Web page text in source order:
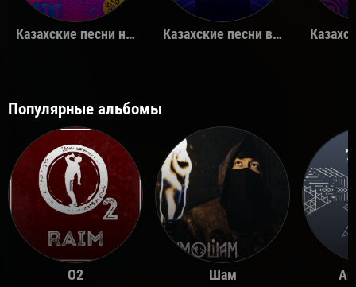
Казахские песни на день рождения Казахские песни в машину
Популярные альбомы
O2 Шам